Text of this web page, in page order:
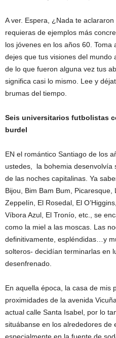
A ver. Espera, ¿Nada te
requieras de ejemplos más
los jóvenes en los años 60.
dejes que tus visiones del mundo
de lo que fueron alguna vez tus
significa casi lo mismo. Lee y
brumas del tiempo.
Seis universitarios futbolistas
burdel
EN el romántico Santiago de los
ustedes, la bohemia desenvolvía
de las noches capitalinas. Ya
Bijou, Bim Bam Bum,
Zeppelín, El Rosedal, El
Víbora Azul, El Tronío, etc., se
como la miel a las moscas. Las
definitivamente, espléndidas…y
solteros- decidían terminarlas en
desenfrenado.
En aquella época, la casa de mis
proximidades de la avenida
actual calle Santa Isabel, por lo
situábanse en los alrededores de